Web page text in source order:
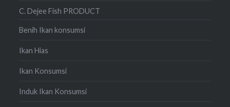
C. Dejee Fish PRODUCT
Benih Ikan konsumsi
Ikan Hias
Ikan Konsumsi
Induk Ikan Konsumsi